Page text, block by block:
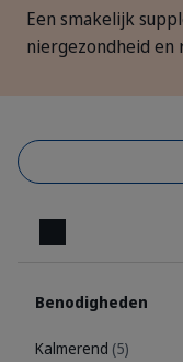
Een smakelijk
niergezondheid en
Sluiten
Benodigheden
Kalmerend (5)